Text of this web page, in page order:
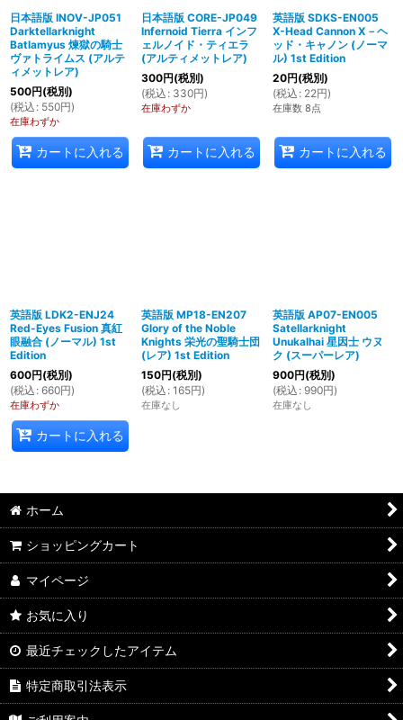
日本語版 INOV-JP051
Darktellarknight
Batlamyus 煉獄の騎士
ヴァトライムス (アルテ
ィメットレア)
500円(税別)
(税込 : 550円)
在庫わずか
カートに入れる
日本語版 CORE-JP049
Infernoid Tierra インフ
ェルノイド・ティエラ
(アルティメットレア)
300円(税別)
(税込 : 330円)
在庫わずか
カートに入れる
英語版 SDKS-EN005
X-Head Cannon X－ヘ
ッド・キャノン (ノーマ
ル) 1st Edition
20円(税別)
(税込 : 22円)
在庫数 8点
カートに入れる
英語版 LDK2-ENJ24
Red-Eyes Fusion 真紅
眼融合 (ノーマル) 1st
Edition
600円(税別)
(税込 : 660円)
在庫わずか
カートに入れる
英語版 MP18-EN207
Glory of the Noble
Knights 栄光の聖騎士団
(レア) 1st Edition
150円(税別)
(税込 : 165円)
在庫なし
英語版 AP07-EN005
Satellarknight
Unukalhai 星因士 ウヌ
ク (スーパーレア)
900円(税別)
(税込 : 990円)
在庫なし
ホーム
ショッピングカート
マイページ
お気に入り
最近チェックしたアイテム
特定商取引法表示